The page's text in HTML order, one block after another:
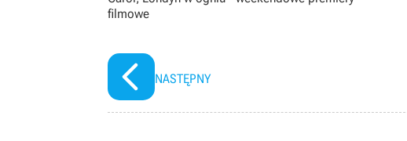
filmowe
NASTĘPNY